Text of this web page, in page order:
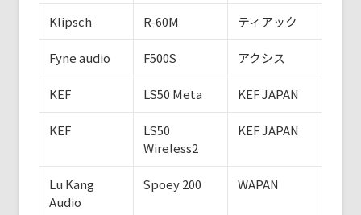
Klipsch R-60M ティアック
Fyne audio F500S アクシス
KEF LS50 Meta KEF JAPAN
KEF
LS50
Wireless2
KEF JAPAN
Lu Kang
Audio
Spoey 200 WAPAN